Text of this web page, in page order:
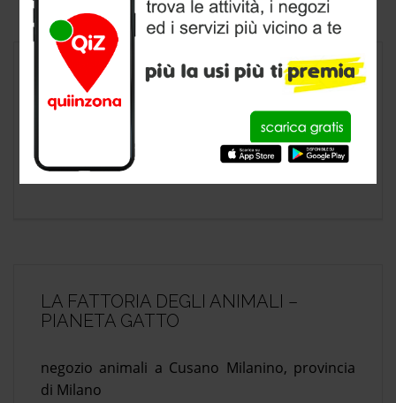
LA FATTORIA DEGLI ANIMALI
TOELETTATURA
negozio animali a Cusano Milanino, provincia
di Milano
LA FATTORIA DEGLI ANIMALI –
PIANETA GATTO
negozio animali a Cusano Milanino, provincia
di Milano